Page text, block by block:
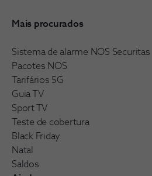
Mais procurados
Sistema de alarme NOS Securitas
Pacotes NOS
Tarifários 5G
Guia TV
Sport TV
Teste de cobertura
Black Friday
Natal
Saldos